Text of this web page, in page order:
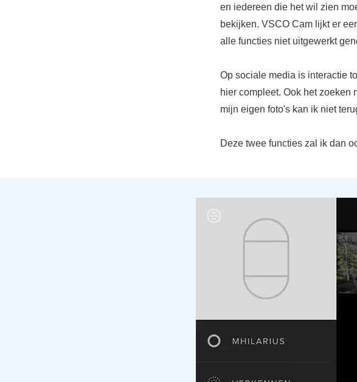
en iedereen die het wil zien
bekijken. VSCO Cam lijkt er
alle functies niet uitgewerkt
Op sociale media is interactie
hier compleet. Ook het zoeken
mijn eigen foto's kan ik niet
Deze twee functies zal ik dan